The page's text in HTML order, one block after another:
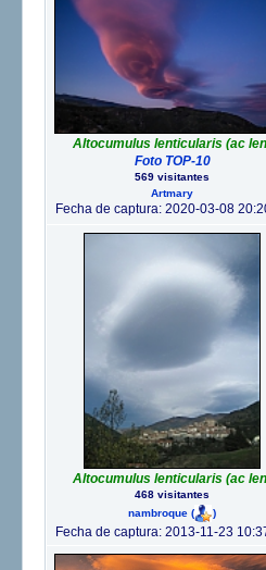
Altocumulus lenticularis (ac
Foto TOP-10
569 visitantes
Artmary
Fecha de captura: 2020-03-08
Altocumulus lenticularis (ac
468 visitantes
nambroque ( )
Fecha de captura: 2013-11-23